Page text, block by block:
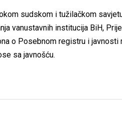
sudskom i tužilačkom
vanustavnih institucija BiH,
o Posebnom registru i javnosti
sa javnošću.